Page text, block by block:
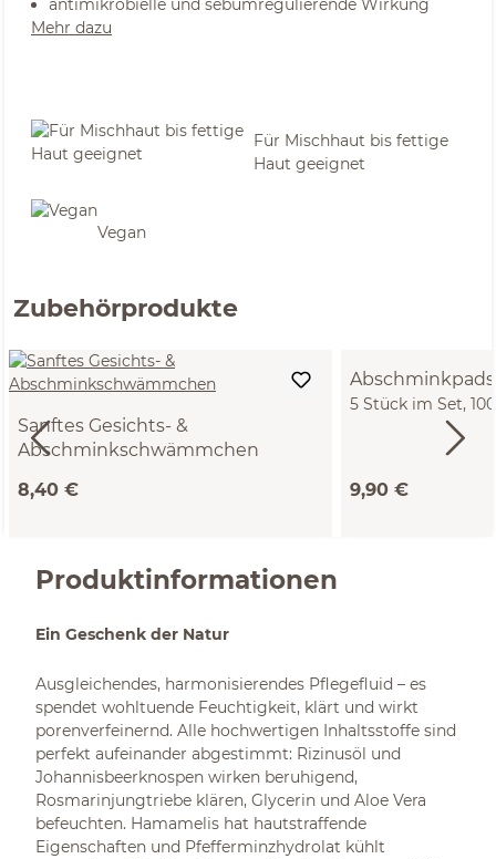
antimikrobielle und sebumregulierende Wirkung
Mehr dazu
Für Mischhaut bis fettige
Haut geeignet
Vegan
Zubehörprodukte
Sanftes Gesichts- &
Abschminkschwämmchen
8,40 €
Abschminkpads
5 Stück im Set,
Frottee, GOTS
9,90 €
Produktinformationen
Ein Geschenk der Natur
Ausgleichendes, harmonisierendes Pflegefluid – es
spendet wohltuende Feuchtigkeit, klärt und wirkt
porenverfeinernd. Alle hochwertigen Inhaltsstoffe sind
perfekt aufeinander abgestimmt: Rizinusöl und
Johannisbeerknospen wirken beruhigend,
Rosmarinjungtriebe klären, Glycerin und Aloe Vera
befeuchten. Hamamelis hat hautstraffende
Eigenschaften und Pfefferminzhydrolat kühlt